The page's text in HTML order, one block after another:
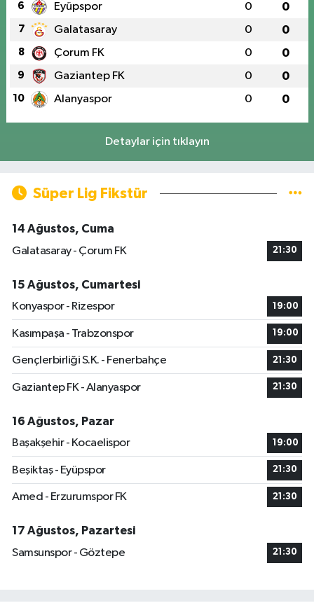
6 Eyüpspor 0 0
7 Galatasaray 0 0
8 Çorum FK 0 0
9 Gaziantep FK 0 0
10 Alanyaspor 0 0
Detaylar için tıklayın
Süper Lig Fikstür
14 Ağustos, Cuma
Galatasaray - Çorum FK
21:30
15 Ağustos, Cumartesi
Konyaspor - Rizespor
19:00
Kasımpaşa - Trabzonspor 19:00
Gençlerbirliği S.K. - Fenerbahçe 21:30
Gaziantep FK - Alanyaspor 21:30
16 Ağustos, Pazar
Başakşehir - Kocaelispor
19:00
Beşiktaş - Eyüpspor 21:30
Amed - Erzurumspor FK 21:30
17 Ağustos, Pazartesi
Samsunspor - Göztepe
21:30